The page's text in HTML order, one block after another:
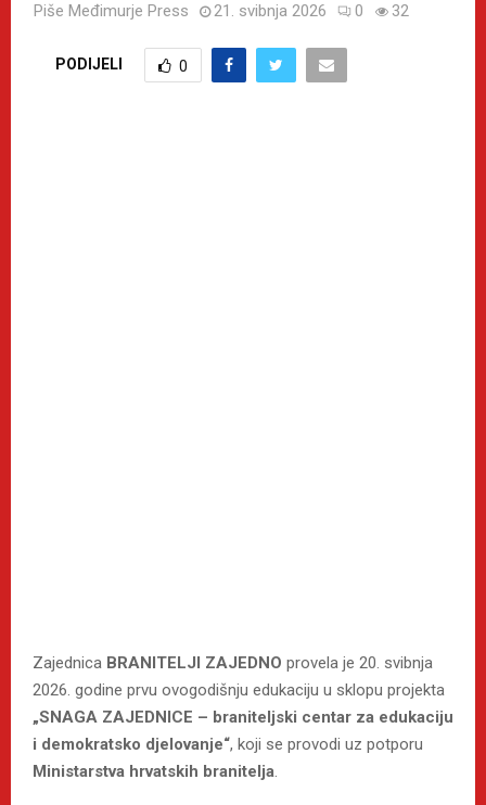
Piše Međimurje Press 21. svibnja 2026 0 32
PODIJELI 0
Zajednica BRANITELJI ZAJEDNO provela je 20. svibnja
2026. godine prvu ovogodišnju edukaciju u sklopu projekta
„SNAGA ZAJEDNICE – braniteljski centar za edukaciju
i demokratsko djelovanje“, koji se provodi uz potporu
Ministarstva hrvatskih branitelja